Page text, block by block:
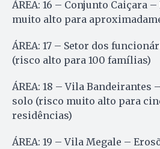
ÁREA: 16 – Conjunto Caiçara
muito alto para
ÁREA: 17 – Setor dos
(risco alto para 100 famílias)
ÁREA: 18 – Vila Bandeirantes
solo (risco muito alto para
residências)
ÁREA: 19 – Vila Megale –